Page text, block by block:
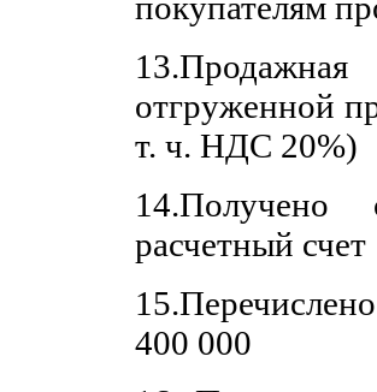
отгруженной
т. ч. НДС 20%)
14.Получено
расчетный
400 000